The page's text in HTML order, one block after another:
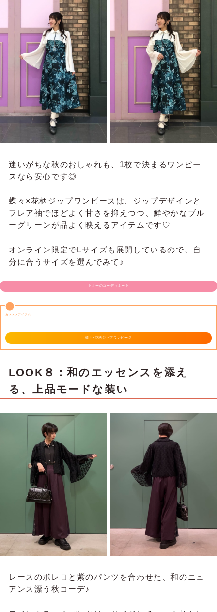
迷いがちな秋のおしゃれも、1枚で決まるワンピー
スなら安心です◎
蝶々×花柄ジップワンピースは、ジップデザインと
フレア袖でほどよく甘さを抑えつつ、鮮やかなブル
ーグリーンが品よく映えるアイテムです♡
オンライン限定でLサイズも展開しているので、自
分に合うサイズを選んでみて♪
トミーのコーディネート
おススメアイテム
蝶々×花柄ジップワンピース
LOOK８：和のエッセンスを添え
る、上品モードな装い
レースのボレロと紫のパンツを合わせた、和のニュ
アンス漂う秋コーデ♪